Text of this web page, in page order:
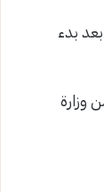
بدء
وزارة